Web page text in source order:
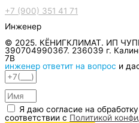
+7 (900) 351 41 71
Инженер
© 2025. КЁНИГКЛИМАТ. ИП
390704990367. 236039 г.
7В
инженер ответит на вопрос и
Я даю согласие на
соответствии с Политикой